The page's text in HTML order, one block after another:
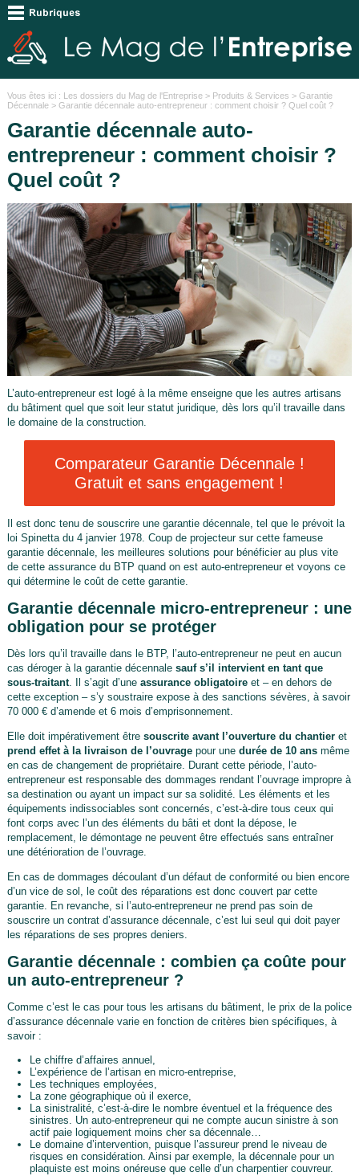
Vous êtes ici : Les dossiers du Mag de l'Entreprise> Produits & Services > Garantie
Décennale> Garantie décennale auto-entrepreneur : comment choisir ? Quel coût ?
Garantie décennale auto-
entrepreneur : comment choisir ?
Quel coût ?
L’auto-entrepreneur est logé à la même enseigne que les autres artisans
du bâtiment quel que soit leur statut juridique, dès lors qu’il travaille dans
le domaine de la construction.
Comparateur Garantie Décennale !
Gratuit et sans engagement !
Il est donc tenu de souscrire une garantie décennale, tel que le prévoit la
loi Spinetta du 4 janvier 1978. Coup de projecteur sur cette fameuse
garantie décennale, les meilleures solutions pour bénéficier au plus vite
de cette assurance du BTP quand on est auto-entrepreneur et voyons ce
qui détermine le coût de cette garantie.
Garantie décennale micro-entrepreneur : une
obligation pour se protéger
Dès lors qu’il travaille dans le BTP, l’auto-entrepreneur ne peut en aucun
cas déroger à la garantie décennale sauf s’il intervient en tant que
sous-traitant. Il s’agit d’une assurance obligatoireet – en dehors de
cette exception – s’y soustraire expose à des sanctions sévères, à savoir
70 000 € d’amende et 6 mois d’emprisonnement.
Elle doit impérativement être souscrite avant l’ouverture du chantieret
prend effet à la livraison de l’ouvragepour une durée de 10 ansmême
en cas de changement de propriétaire. Durant cette période, l’auto-
entrepreneur est responsable des dommages rendant l’ouvrage impropre à
sa destination ou ayant un impact sur sa solidité. Les éléments et les
équipements indissociables sont concernés, c’est-à-dire tous ceux qui
font corps avec l’un des éléments du bâti et dont la dépose, le
remplacement, le démontage ne peuvent être effectués sans entraîner
une détérioration de l’ouvrage.
En cas de dommages découlant d’un défaut de conformité ou bien encore
d’un vice de sol, le coût des réparations est donc couvert par cette
garantie. En revanche, si l’auto-entrepreneur ne prend pas soin de
souscrire un contrat d’assurance décennale, c’est lui seul qui doit payer
les réparations de ses propres deniers.
Garantie décennale : combien ça coûte pour
un auto-entrepreneur ?
Comme c’est le cas pour tous les artisans du bâtiment, le prix de la police
d’assurance décennale varie en fonction de critères bien spécifiques, à
savoir :
Le chiffre d’affaires annuel,
L’expérience de l’artisan en micro-entreprise,
Les techniques employées,
La zone géographique où il exerce,
La sinistralité, c’est-à-dire le nombre éventuel et la fréquence des
sinistres. Un auto-entrepreneur qui ne compte aucun sinistre à son
actif paie logiquement moins cher sa décennale…
Le domaine d’intervention, puisque l’assureur prend le niveau de
risques en considération. Ainsi par exemple, la décennale pour un
plaquiste est moins onéreuse que celle d’un charpentier couvreur.